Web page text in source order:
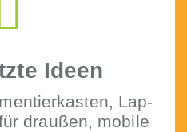
Ideen
Lap­
draußen, mobile